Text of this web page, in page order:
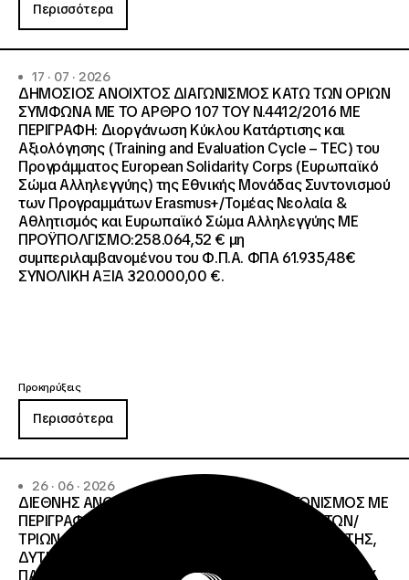
Περισσότερα
17 · 07 · 2026
ΔΗΜΟΣΙΟΣ ΑΝΟΙΧΤΟΣ ΔΙΑΓΩΝΙΣΜΟΣ ΚΑΤΩ ΤΩΝ ΟΡΙΩΝ
ΣΥΜΦΩΝΑ ΜΕ ΤΟ ΑΡΘΡΟ 107 ΤΟΥ Ν.4412/2016 ΜΕ
ΠΕΡΙΓΡΑΦΗ: Διοργάνωση Κύκλου Κατάρτισης και
Αξιολόγησης (Training and Evaluation Cycle – TEC) του
Προγράμματος European Solidarity Corps (Ευρωπαϊκό
Σώμα Αλληλεγγύης) της Εθνικής Μονάδας Συντονισμού
των Προγραμμάτων Erasmus+/Τομέας Νεολαία &
Αθλητισμός και Ευρωπαϊκό Σώμα Αλληλεγγύης ΜΕ
ΠΡΟΫΠΟΛΓΙΣΜΟ:258.064,52 € μη
συμπεριλαμβανομένου του Φ.Π.Α. ΦΠΑ 61.935,48€
ΣΥΝΟΛΙΚΗ ΑΞΙΑ 320.000,00 €.
Προκηρύξεις
Περισσότερα
26 · 06 · 2026
ΔΙΕΘΝΗΣ ΑΝΟΙΧΤΟΣ ΗΛΕΚΤΡΟΝΙΚΟΣ ΔΙΑΓΩΝΙΣΜΟΣ ΜΕ
ΠΕΡΙΓΡΑΦΗ:ΥΠΗΡΕΣΙΕΣ ΣΤΕΓΑΣΗΣ ΤΩΝ ΦΟΙΤΗΤΩΝ/
ΤΡΙΩΝ ΤΩΝ ΠΑΝΕΠΙΣΤΗΜΙΑΚΩΝ ΙΔΡΥΜΑΤΩΝ KΡΗΤΗΣ,
ΔΥΤΙΚΗΣ ΜΑΚΕΔΟΝΙΑΣ, ΔΗΜΟΚΡΙΤΕΙΟΥ
ΠΑΝΕΠΙΣΤΗΜΙΟΥ ΘΡΑΚΗΣ, ΕΛΛΗΝΙΚΟΥ ΜΕΣΟΓΕΙΑΚΟΥ